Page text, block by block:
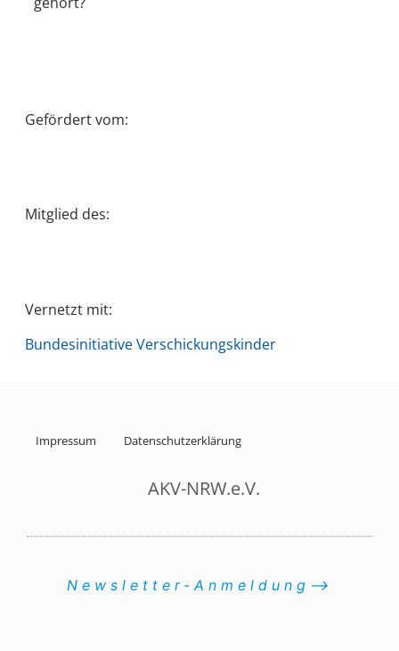
Gefördert vom:
Mitglied des:
Vernetzt mit:
Bundesinitiative Verschickungskinder
Impressum Datenschutzerklärung
AKV-NRW.e.V.
Newsletter-Anmeldung⟶